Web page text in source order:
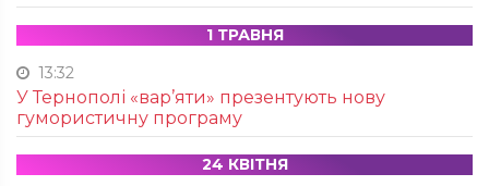
1 ТРАВНЯ
13:32
У Тернополі «вар’яти» презентують нову
гумористичну програму
24 КВІТНЯ